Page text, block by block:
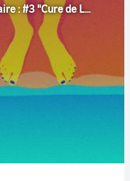
En vacances dans le Système Solaire : #3 "Cure de Lune"